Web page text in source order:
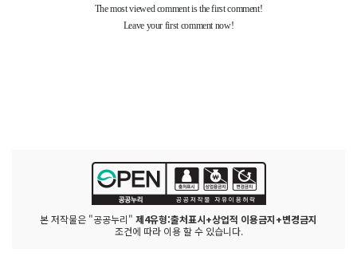
본 저작물은 "공공누리" 제4유형:출처표시+상업적 이용금지+변경금지
조건에 따라 이용 할 수 있습니다.